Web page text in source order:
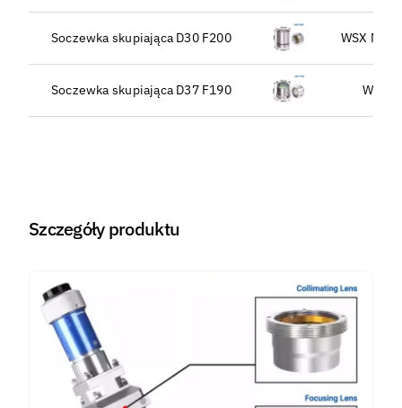
Soczewka skupiająca D30 F200 WSX
Soczewka skupiająca D37 F190 WSX
Szczegóły produktu